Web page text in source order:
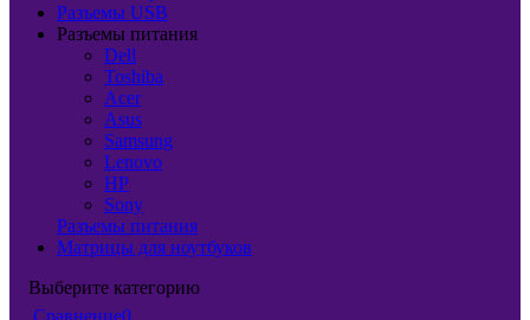
Разъемы USB
Разъемы питания
Dell
Toshiba
Acer
Asus
Samsung
Lenovo
HP
Sony
Разъемы питания
Матрицы для ноутбуков
Выберите категорию
Сравнение0